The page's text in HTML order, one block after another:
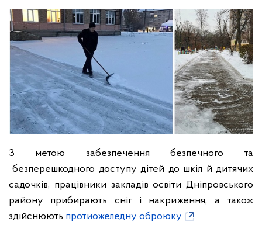
З метою забезпечення безпечного та
безперешкодного доступу дітей до шкіл й дитячих
садочків, працівники закладів освіти Дніпровського
району прибирають сніг і накриження, а також
здійснюють протиожеледну оброюку .